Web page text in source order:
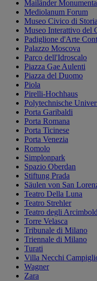
Mailänder
Mediolanum Forum
Museo Civico di
Museo Interattivo del
Padiglione d'Arte
Palazzo Moscova
Parco dell'Idroscalo
Piazza Gae Aulenti
Piazza del Duomo
Piola
Pirelli-Hochhaus
Polytechnische
Porta Garibaldi
Porta Romana
Porta Ticinese
Porta Venezia
Romolo
Simplonpark
Spazio Oberdan
Stiftung Prada
Säulen von San
Teatro Della Luna
Teatro Strehler
Teatro degli
Torre Velasca
Tribunale di Milano
Triennale di Milano
Turati
Villa Necchi
Wagner
Zara